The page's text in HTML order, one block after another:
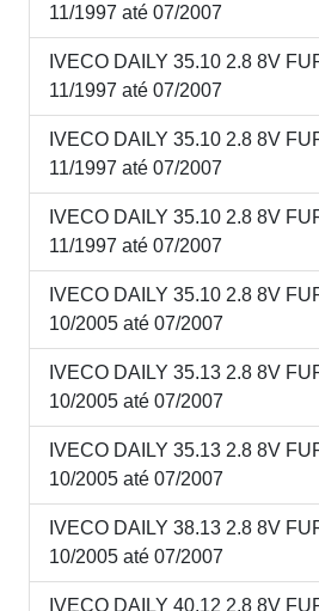
11/1997 até 07/2007
IVECO DAILY 35.10 2.8 8V
11/1997 até 07/2007
IVECO DAILY 35.10 2.8 8V
11/1997 até 07/2007
IVECO DAILY 35.10 2.8 8V
11/1997 até 07/2007
IVECO DAILY 35.10 2.8 8V
10/2005 até 07/2007
IVECO DAILY 35.13 2.8 8V
10/2005 até 07/2007
IVECO DAILY 35.13 2.8 8V
10/2005 até 07/2007
IVECO DAILY 38.13 2.8 8V
10/2005 até 07/2007
IVECO DAILY 40.12 2.8 8V